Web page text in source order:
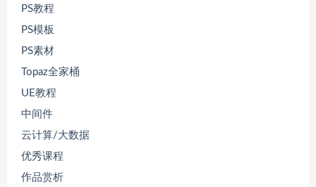
PS教程
PS模板
PS素材
Topaz全家桶
UE教程
中间件
云计算/大数据
优秀课程
作品赏析